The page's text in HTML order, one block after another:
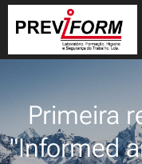
Primeira
"Informed